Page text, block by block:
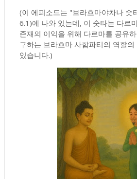
(이 에피소드는 "브라흐마야차나 숫
6.1)에 나와 있는데, 이 숫타는 다르
존재의 이익을 위해 다르마를 공유
구하는 브라흐마 사함파티의 역할
있습니다.)